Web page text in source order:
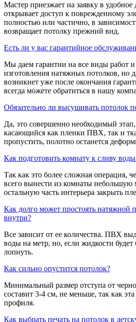
Мастер приезжает на заявку в удобное
открывает доступ к поврежденному
полностью или частично, в
возвращает потолку прежний вид.
​Есть ли у вас гарантийное
Мы даем гарантии на все виды работ
изготовления натяжных потолков, но
возникнет уже после окончания
всегда можете обратиться в нашу
​Обязательно ли высушивать потолок
Да, это совершенно необходимый
касающийся как пленки ПВХ, так и
пропустить, полотно останется
​Как подготовить комнату к сливу
Так как это более сложная операция,
всего вынести из комнаты небольшую
остальную часть интерьера закрыть
​Как долго может простоять натяжной
внутри?
Все зависит от ее количества. ПВХ
воды на метр, но, если жидкости
лопнуть.
​Как сильно опустится потолок?
Минимальный размер отступа от
составит 3-4 см, не меньше, так как
профиля.
​Как выбрать печать на потолок в